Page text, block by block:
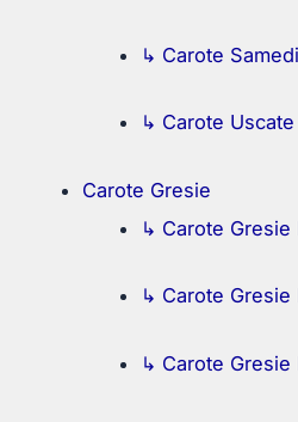
↳ Carote
↳ Carote Uscate
Carote Gresie
↳ Carote Gresie
↳ Carote Gresie
↳ Carote Gresie